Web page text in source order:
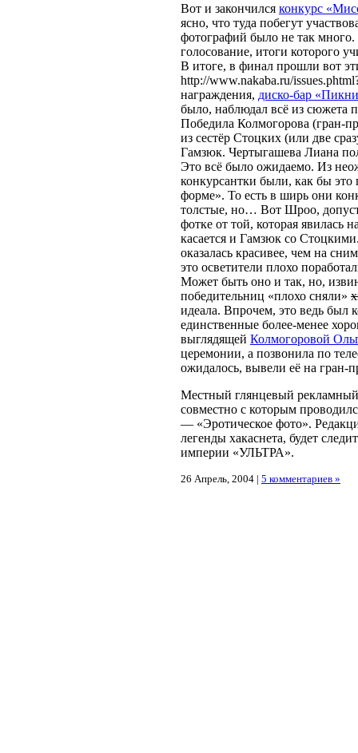
Вот и закончился конкурс
ясно, что туда побегут
фотографий было не так
голосование, итоги которого
В итоге, в финал прошли вот
http://www.nakaba.ru/
награждения, диско-бар
было, наблюдал всё из сюжета
Победила Колмогорова (гран-
из сестёр Стоцких (или две
Гамзюк. Чертыгашева Лиана
Это всё было ожидаемо. Из
конкурсантки были, как бы это
форме». То есть в ширь они
толстые, но… Вот Шроо,
фотке от той, которая явилась
касается и Гамзюк со
оказалась красивее, чем на
это осветители плохо
Может быть оно и так, но,
победительниц «плохо сняли»
идеала. Впрочем, это ведь был
единственные более-менее
выглядящей Колмогоровой
церемонии, а позвонила по
ожидалось, вывели её на гран-
Местный глянцевый
совместно с которым
— «Эротическое фото».
легенды хакаснета, будет
империи «УЛЬТРА».
26 Апрель, 2004 | 5 комментариев »